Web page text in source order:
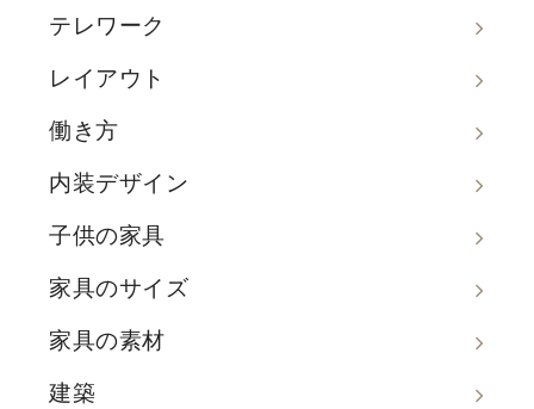
テレワーク
レイアウト
働き方
内装デザイン
子供の家具
家具のサイズ
家具の素材
建築